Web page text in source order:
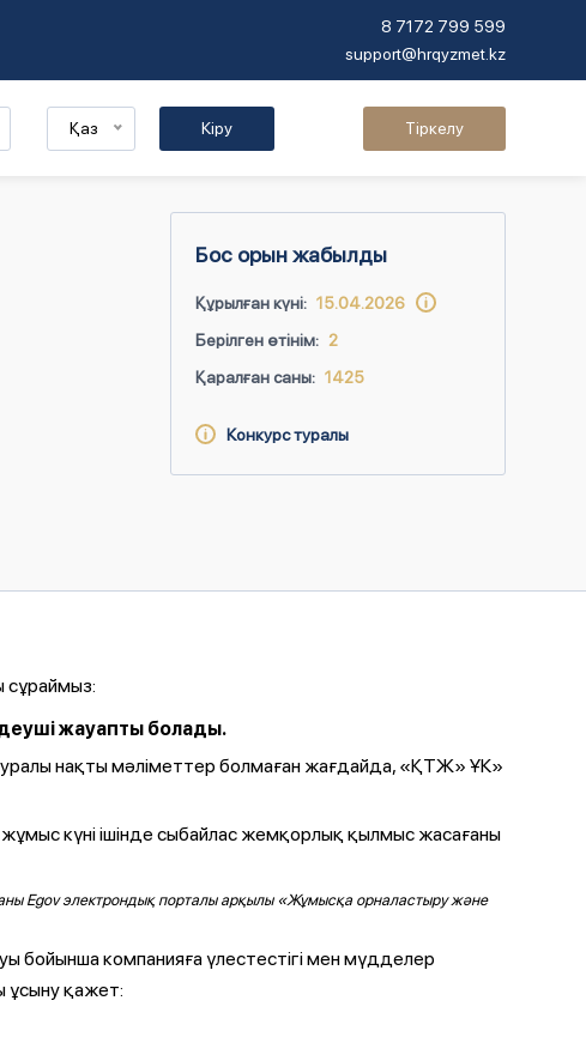
8 7172 799 599
support@hrqyzmet.kz
Қаз Кіру Тіркелу
Бос орын жабылды
Құрылған күні: 15.04.2026
Берілген өтінім: 2
Қаралған саны: 1425
Конкурс туралы
сұраймыз:
жауапты болады.
туралы нақты мәліметтер болмаған жағдайда, «ҚТЖ» ҰК»
күні ішінде сыбайлас жемқорлық қылмыс жасағаны
Egov электрондық порталы арқылы «Жұмысқа орналастыру және
бойынша компанияға үлестестігі мен мүдделер
ұсыну қажет: